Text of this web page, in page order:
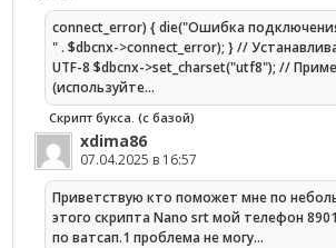
connect_error) { die("Ошибка
" . $dbcnx->connect_error); } //
UTF-8 $dbcnx->set_charset("utf8"); //
(используйте…
Скрипт букса. (с базой)
xdima86
07.04.2025 в 16:57
Приветствую кто поможет мне по
этого скрипта Nano srt мой телефон
по ватсап.1 проблема не могу…